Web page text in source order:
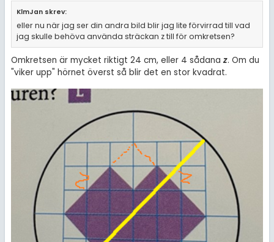
KlmJan skrev:
eller nu när jag ser din andra bild blir jag lite förvirrad till vad
jag skulle behöva använda sträckan z till för omkretsen?
Omkretsen är mycket riktigt 24 cm, eller 4 sådana z. Om du
"viker upp" hörnet överst så blir det en stor kvadrat.